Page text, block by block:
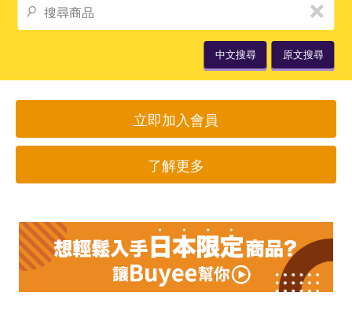
中文搜尋 原文搜尋
立即加入會員
了解更多